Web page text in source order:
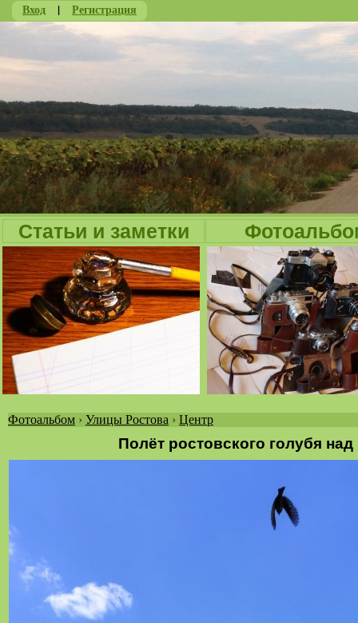
Вход | Регистрация
Статьи и заметки
здесь
Фотоальбом › Улицы Ростова › Центр
Полёт ростовского голубя